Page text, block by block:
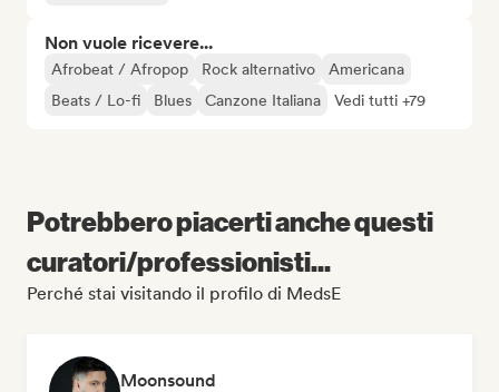
Non vuole ricevere...
Afrobeat / Afropop Rock alternativo
Americana
Beats / Lo-fi
Blues Canzone Italiana Vedi tutti +79
Potrebbero piacerti anche questi
curatori/professionisti...
Perché stai visitando il profilo di MedsE
Moonsound